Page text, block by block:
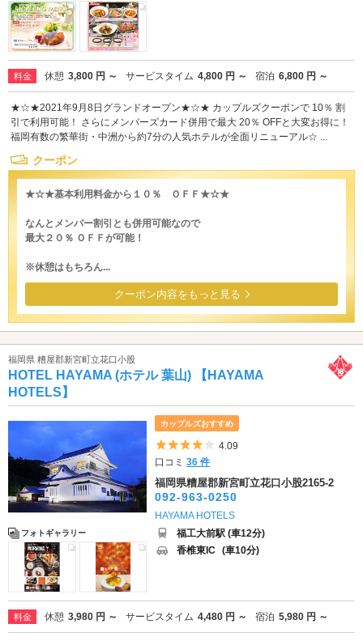
料金 休憩 3,800 円 ～ サービスタイム 4,800 円 ～ 宿泊 6,800 円 ～
★☆★2021年9月8日グランドオープン★☆★ カップルズクーポンで 10％ 割
引で利用可能！ さらにメンバーズカード併用で最大 20％ OFFと大変お得に！
福岡有数の繁華街・中洲から約7分の人気ホテルが全面リニューアル☆ ...
クーポン
★☆★基本利用料金から１０％ ＯＦＦ★☆★
なんとメンバー割引とも併用可能なので
最大２０％ ＯＦＦが可能！
※休憩はもちろん...
クーポン内容をもっと見る
福岡県 糟屋郡新宮町立花口小股
HOTEL HAYAMA (ホテル 葉山) 【HAYAMA
HOTELS】
フォトギャラリー
カップルズおすすめ
5つ星のうち4
4.09
口コミ36 件
福岡県糟屋郡新宮町立花口小股2165-2
092-963-0250
HAYAMA HOTELS
福工大前駅 (車12分)
香椎東IC (車10分)
料金 休憩 3,980 円 ～ サービスタイム 4,480 円 ～ 宿泊 5,980 円 ～